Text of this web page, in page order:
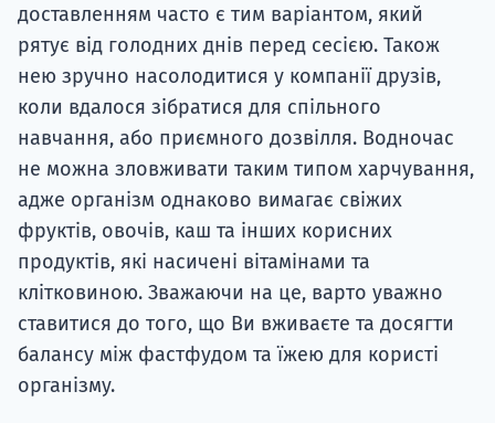
доставленням часто є тим варіантом, який
рятує від голодних днів перед сесією. Також
нею зручно насолодитися у компанії друзів,
коли вдалося зібратися для спільного
навчання, або приємного дозвілля. Водночас
не можна зловживати таким типом харчування,
адже організм однаково вимагає свіжих
фруктів, овочів, каш та інших корисних
продуктів, які насичені вітамінами та
клітковиною. Зважаючи на це, варто уважно
ставитися до того, що Ви вживаєте та досягти
балансу між фастфудом та їжею для користі
організму.